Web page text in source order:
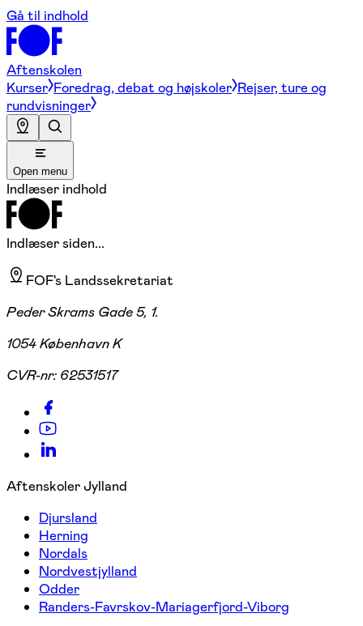
Gå til indhold
Aftenskolen
Kurser Foredrag, debat og højskoler Rejser, ture og
rundvisninger
Open menu
Indlæser indhold
Indlæser siden...
FOF's Landssekretariat
Peder Skrams Gade 5, 1.
1054 København K
CVR-nr: 62531517
Aftenskoler Jylland
Djursland
Herning
Nordals
Nordvestjylland
Odder
Randers-Favrskov-Mariagerfjord-Viborg